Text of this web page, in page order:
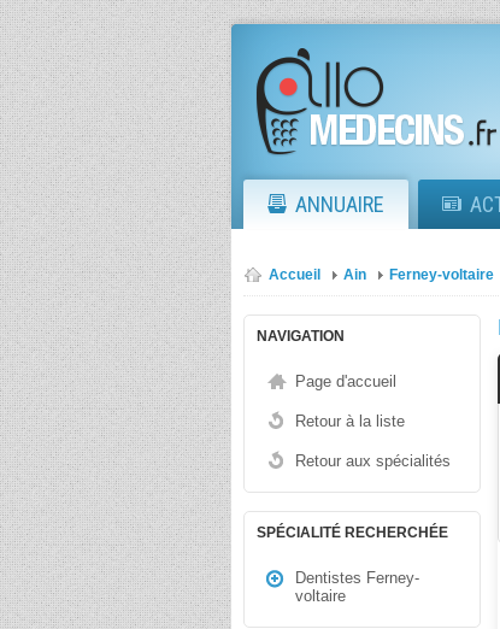
ANNUAIRE
Accueil Ain Ferney-voltaire
NAVIGATION
Page d'accueil
Retour à la liste
Retour aux spécialités
SPÉCIALITÉ RECHERCHÉE
Dentistes Ferney-
voltaire